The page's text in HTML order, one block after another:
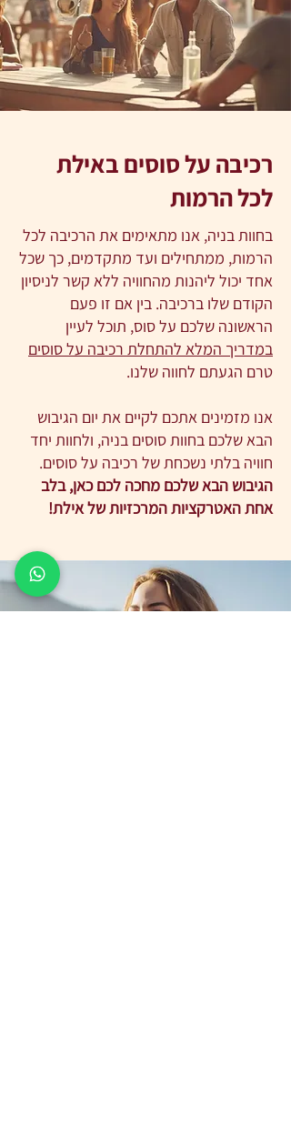
רכיבה על סוסים באילת
לכל הרמות
בחוות בניה, אנו מתאימים את הרכיבה לכל
הרמות, ממתחילים ועד מתקדמים, כך שכל
אחד יכול ליהנות מהחוויה ללא קשר לניסיון
הקודם שלו ברכיבה. בין אם זו פעם
הראשונה שלכם על סוס, תוכל לעיין
במדריך המלא להתחלת רכיבה על סוסים
טרם הגעתם לחווה שלנו.
אנו מזמינים אתכם לקיים את יום הגיבוש
הבא שלכם בחוות סוסים בניה, ולחוות יחד
חוויה בלתי נשכחת של רכיבה על סוסים.
הגיבוש הבא שלכם מחכה לכם כאן, בלב
אחת האטרקציות המרכזיות של אילת!